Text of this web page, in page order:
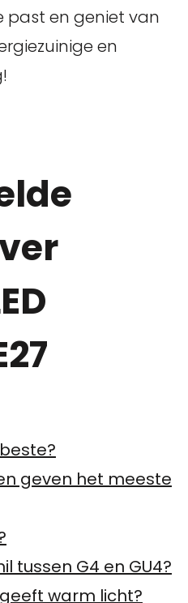
past en geniet van
en
geven het meeste
tussen G4 en GU4?
warm licht?